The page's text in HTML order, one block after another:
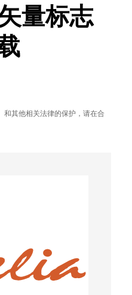
量标志
和其他相关法律的保护，请在合